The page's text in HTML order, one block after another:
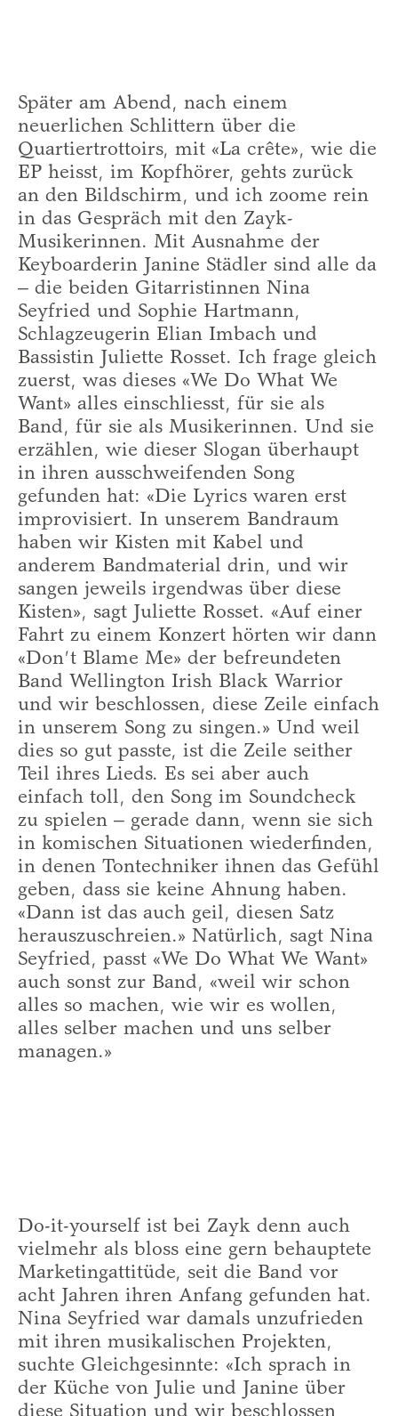
Später am Abend, nach einem
neuerlichen Schlittern über die
Quartiertrottoirs, mit «La crête», wie die
EP heisst, im Kopfhörer, gehts zurück
an den Bildschirm, und ich zoome rein
in das Gespräch mit den Zayk-
Musikerinnen. Mit Ausnahme der
Keyboarderin Janine Städler sind alle da
– die beiden Gitarristinnen Nina
Seyfried und Sophie Hartmann,
Schlagzeugerin Elian Imbach und
Bassistin Juliette Rosset. Ich frage gleich
zuerst, was dieses «We Do What We
Want» alles einschliesst, für sie als
Band, für sie als Musikerinnen. Und sie
erzählen, wie dieser Slogan überhaupt
in ihren ausschweifenden Song
gefunden hat: «Die Lyrics waren erst
improvisiert. In unserem Bandraum
haben wir Kisten mit Kabel und
anderem Bandmaterial drin, und wir
sangen jeweils irgendwas über diese
Kisten», sagt Juliette Rosset. «Auf einer
Fahrt zu einem Konzert hörten wir dann
«Don’t Blame Me» der befreundeten
Band Wellington Irish Black Warrior
und wir beschlossen, diese Zeile einfach
in unserem Song zu singen.» Und weil
dies so gut passte, ist die Zeile seither
Teil ihres Lieds. Es sei aber auch
einfach toll, den Song im Soundcheck
zu spielen – gerade dann, wenn sie sich
in komischen Situationen wiederfinden,
in denen Tontechniker ihnen das Gefühl
geben, dass sie keine Ahnung haben.
«Dann ist das auch geil, diesen Satz
herauszuschreien.» Natürlich, sagt Nina
Seyfried, passt «We Do What We Want»
auch sonst zur Band, «weil wir schon
alles so machen, wie wir es wollen,
alles selber machen und uns selber
managen.»
Do-it-yourself ist bei Zayk denn auch
vielmehr als bloss eine gern behauptete
Marketingattitüde, seit die Band vor
acht Jahren ihren Anfang gefunden hat.
Nina Seyfried war damals unzufrieden
mit ihren musikalischen Projekten,
suchte Gleichgesinnte: «Ich sprach in
der Küche von Julie und Janine über
diese Situation und wir beschlossen